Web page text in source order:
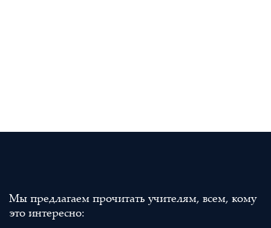
Мы предлагаем прочитать учителям, всем, кому
это интересно: